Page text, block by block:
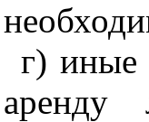
г) иные
аренду